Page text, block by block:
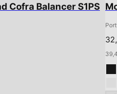
Cofra Balancer S1PS